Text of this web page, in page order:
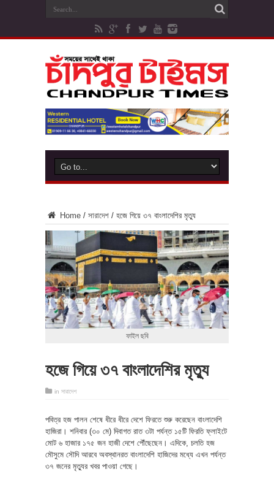
Home / সারাদেশ / হজে গিয়ে ৩৭ বাংলাদেশির মৃত্যু
ফাইল ছবি
হজে গিয়ে ৩৭ বাংলাদেশির মৃত্যু
in সারাদেশ
পবিত্র হজ পালন শেষে ধীরে ধীরে দেশে ফিরতে শুরু করেছেন বাংলাদেশি
হাজিরা। শনিবার (৩০ মে) দিবাগত রাত ৩টা পর্যন্ত ১৫টি ফিরতি ফ্লাইটে
মোট ৬ হাজার ১৭৫ জন হাজী দেশে পৌঁছেছেন। এদিকে, চলতি হজ
মৌসুমে সৌদি আরবে অবস্থানরত বাংলাদেশি হাজিদের মধ্যে এখন পর্যন্ত
৩৭ জনের মৃত্যুর খবর পাওয়া গেছে।